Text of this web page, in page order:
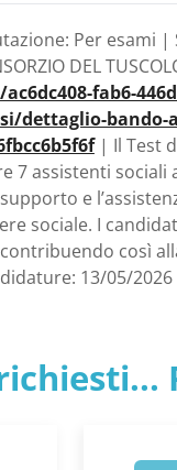
Per esami |
DEL
fab6-
dettaglio-bando-
| Il Test
7 assistenti
e
sociale. I
così
13/05/